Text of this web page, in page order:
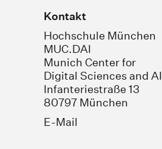
Kontakt
Hochschule München
MUC.DAI
Munich Center for
Digital Sciences and AI
Infanteriestraße 13
80797 München
E-Mail